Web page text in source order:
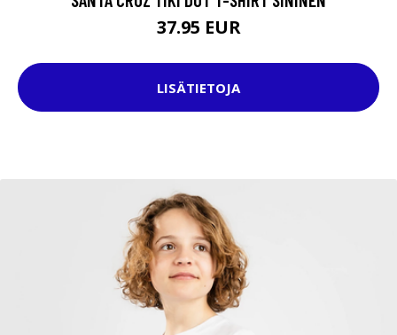
37.95 EUR
LISÄTIETOJA